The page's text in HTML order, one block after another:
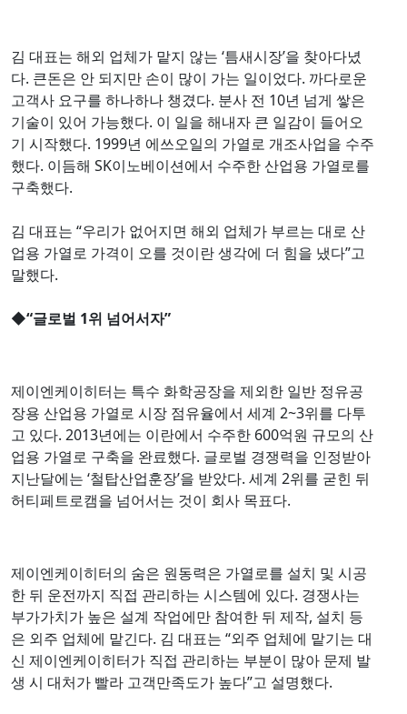
김 대표는 해외 업체가 맡지 않는 ‘틈새시장’을 찾아다녔
다. 큰돈은 안 되지만 손이 많이 가는 일이었다. 까다로운
고객사 요구를 하나하나 챙겼다. 분사 전 10년 넘게 쌓은
기술이 있어 가능했다. 이 일을 해내자 큰 일감이 들어오
기 시작했다. 1999년 에쓰오일의 가열로 개조사업을 수주
했다. 이듬해 SK이노베이션에서 수주한 산업용 가열로를
구축했다.
김 대표는 “우리가 없어지면 해외 업체가 부르는 대로 산
업용 가열로 가격이 오를 것이란 생각에 더 힘을 냈다”고
말했다.
◆“글로벌 1위 넘어서자”
제이엔케이히터는 특수 화학공장을 제외한 일반 정유공
장용 산업용 가열로 시장 점유율에서 세계 2~3위를 다투
고 있다. 2013년에는 이란에서 수주한 600억원 규모의 산
업용 가열로 구축을 완료했다. 글로벌 경쟁력을 인정받아
지난달에는 ‘철탑산업훈장’을 받았다. 세계 2위를 굳힌 뒤
허티페트로캠을 넘어서는 것이 회사 목표다.
제이엔케이히터의 숨은 원동력은 가열로를 설치 및 시공
한 뒤 운전까지 직접 관리하는 시스템에 있다. 경쟁사는
부가가치가 높은 설계 작업에만 참여한 뒤 제작, 설치 등
은 외주 업체에 맡긴다. 김 대표는 “외주 업체에 맡기는 대
신 제이엔케이히터가 직접 관리하는 부분이 많아 문제 발
생 시 대처가 빨라 고객만족도가 높다”고 설명했다.